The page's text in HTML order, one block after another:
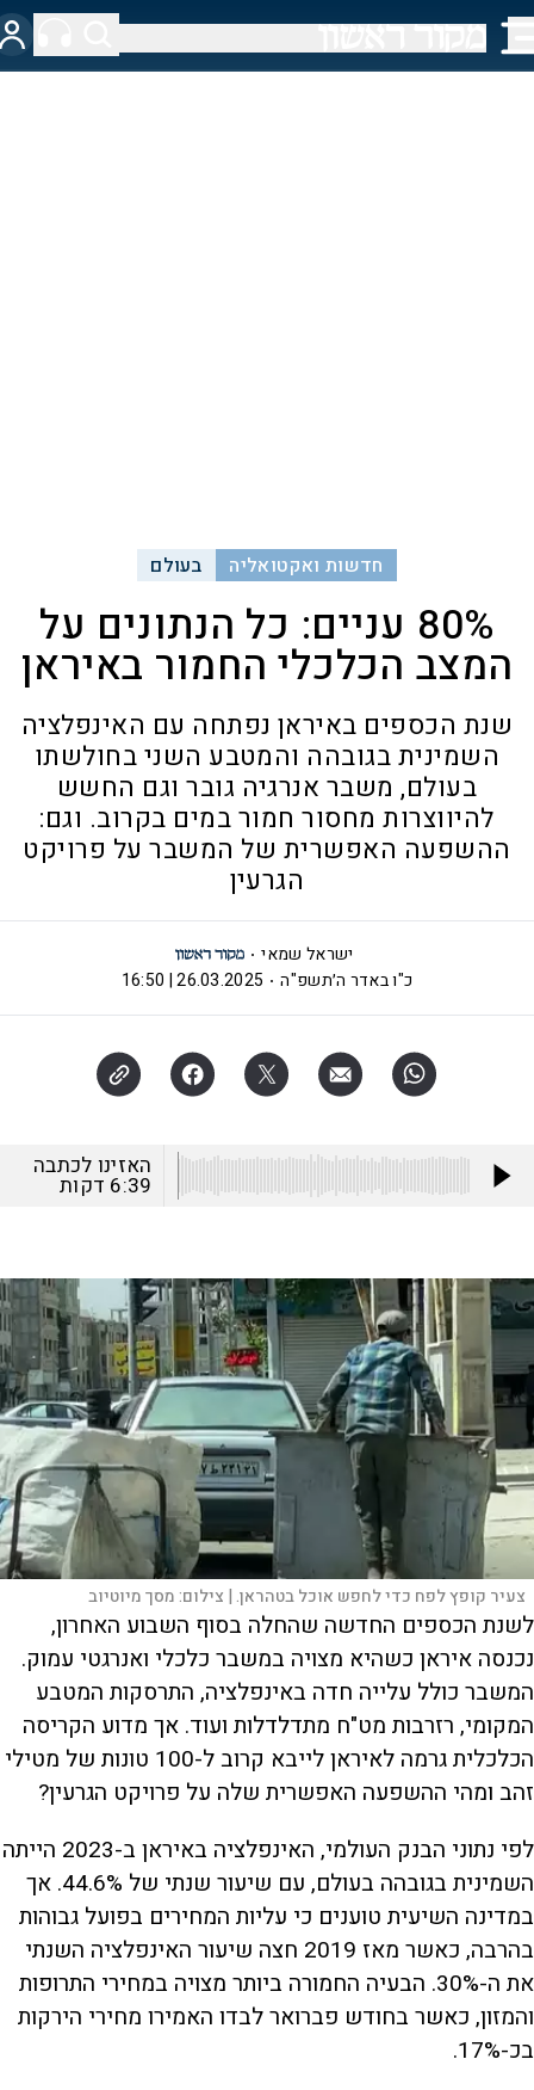
חדשות ואקטואליה בעולם
80% עניים: כל הנתונים על
המצב הכלכלי החמור באיראן
שנת הכספים באיראן נפתחה עם האינפלציה
השמינית בגובהה והמטבע השני בחולשתו
בעולם, משבר אנרגיה גובר וגם החשש
להיווצרות מחסור חמור במים בקרוב. וגם:
ההשפעה האפשרית של המשבר על פרויקט
הגרעין
ישראל שמאי
כ"ו באדר ה׳תשפ"ה
26.03.2025 | 16:50
האזינו לכתבה
6:39 דקות
צעיר קופץ לפח כדי לחפש אוכל בטהראן. | צילום:מסך מיוטיוב
לשנת הכספים החדשה שהחלה בסוף השבוע האחרון,
נכנסה איראן כשהיא מצויה במשבר כלכלי ואנרגטי עמוק.
המשבר כולל עלייה חדה באינפלציה, התרסקות המטבע
המקומי, רזרבות מט"ח מתדלדלות ועוד. אך מדוע הקריסה
הכלכלית גרמה לאיראן לייבא קרוב ל-100 טונות של מטילי
זהב ומהי ההשפעה האפשרית שלה על פרויקט הגרעין?
לפי נתוני הבנק העולמי, האינפלציה באיראן ב-2023 הייתה
השמינית בגובהה בעולם, עם שיעור שנתי של 44.6%. אך
במדינה השיעית טוענים כי עליות המחירים בפועל גבוהות
בהרבה, כאשר מאז 2019 חצה שיעור האינפלציה השנתי
את ה-30%. הבעיה החמורה ביותר מצויה במחירי התרופות
והמזון, כאשר בחודש פברואר לבדו האמירו מחירי הירקות
בכ-17%.